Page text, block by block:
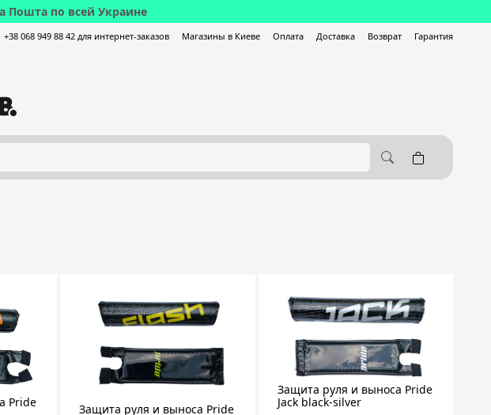
Пошта по всей Украине
+38 068 949 88 42 для интернет-заказов Магазины в Киеве Оплата Доставка Возврат Гарантия
Pride
Защита руля и выноса Pride
Защита руля и выноса Pride
Jack black-silver